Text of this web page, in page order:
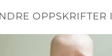
OPPSKRIFTER